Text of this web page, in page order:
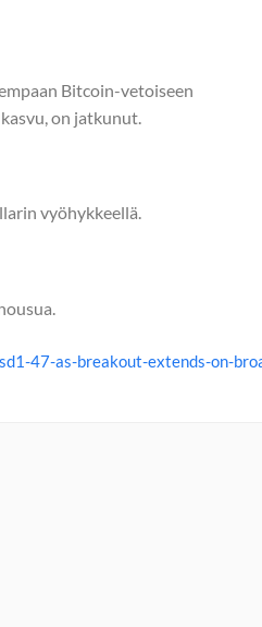
Bitcoin-vetoiseen
on jatkunut.
vyöhykkeellä.
47-as-breakout-extends-on-